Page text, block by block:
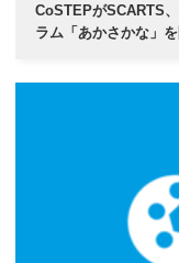
CoSTEPがSCARTS
ラム「あかさかな」